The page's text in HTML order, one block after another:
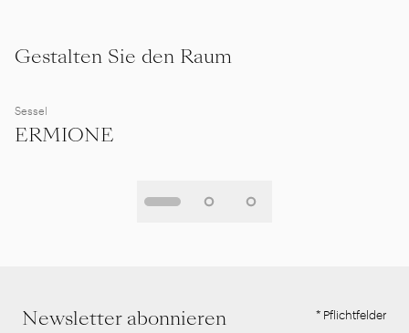
Gestalten Sie den Raum
Sessel
ERMIONE
Newsletter abonnieren * Pflichtfelder